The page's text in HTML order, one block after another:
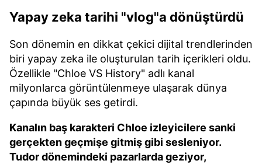
Yapay zeka tarihi "vlog"a dönüştürdü
Son dönemin en dikkat çekici dijital trendlerinden
biri yapay zeka ile oluşturulan tarih içerikleri oldu.
Özellikle "Chloe VS History" adlı kanal
milyonlarca görüntülenmeye ulaşarak dünya
çapında büyük ses getirdi.
Kanalın baş karakteri Chloe izleyicilere sanki
gerçekten geçmişe gitmiş gibi sesleniyor.
Tudor dönemindeki pazarlarda geziyor,